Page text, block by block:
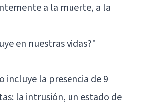
a la muerte, a la
en nuestras vidas?"
incluye la presencia de 9
la intrusión, un estado de